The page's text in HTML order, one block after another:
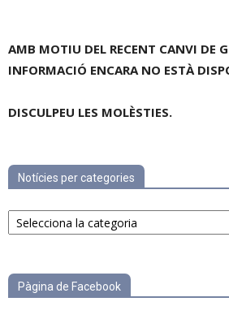
AMB MOTIU DEL RECENT CANVI DE
INFORMACIÓ ENCARA NO ESTÀ
DISCULPEU LES MOLÈSTIES.
Notícies per categories
Notícies
per
Pàgina de Facebook